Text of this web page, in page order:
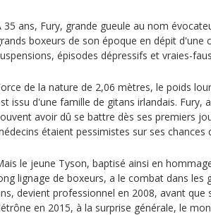
35 ans, Fury, grande gueule au nom
boxeurs de son époque en dépit d'une
épisodes dépressifs et vraies-
de la nature de 2,06 mètres, le poids
issu d'une famille de gitans irlandais. Fury,
avoir dû se battre dès ses premiers
étaient pessimistes sur ses chances
le jeune Tyson, baptisé ainsi en
lignage de boxeurs, a le combat dans les
devient professionnel en 2008, avant que
en 2015, à la surprise générale, le